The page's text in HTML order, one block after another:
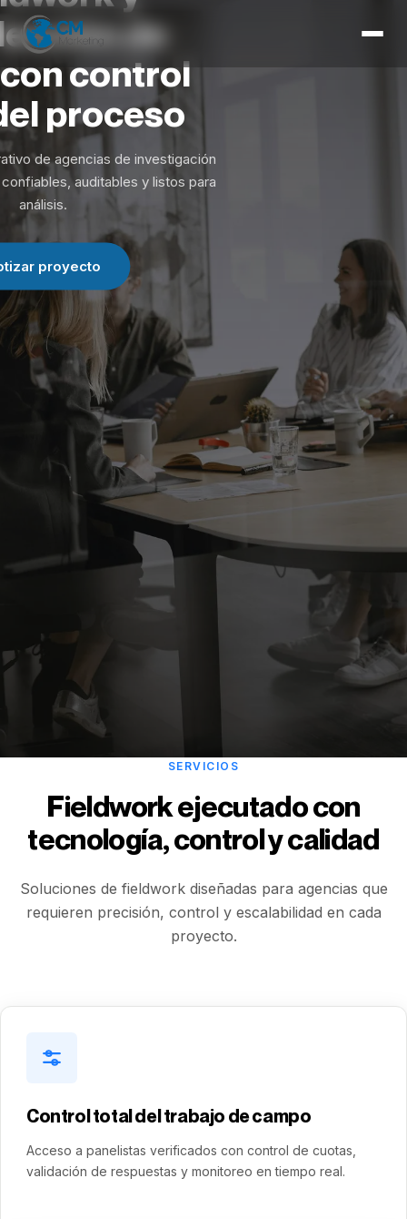
Inicio
Servicios
Herramientas
Expertise
Contacto
de
concontrol
proceso
de agencias de investigación
auditables y listos para
análisis.
proyecto
SERVICIOS
Fieldwork ejecutado con
tecnología, control y calidad
Soluciones de fieldwork diseñadas para agencias que
requieren precisión, control y escalabilidad en cada
proyecto.
Control total del trabajo de campo
Acceso a panelistas verificados con control de cuotas,
validación de respuestas y monitoreo en tiempo real.